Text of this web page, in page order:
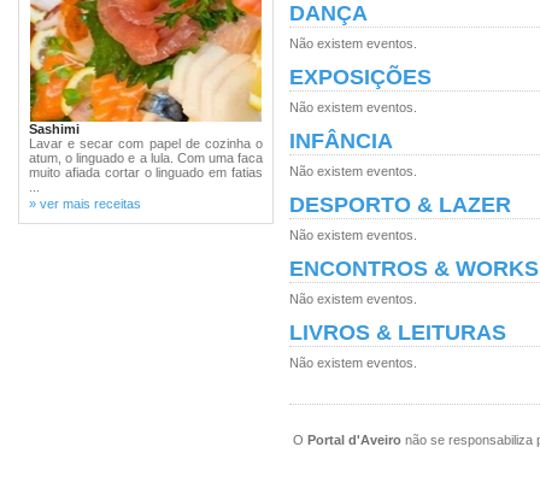
Sashimi
Lavar e secar com papel de cozinha o
atum, o linguado e a lula. Com uma faca
muito afiada cortar o linguado em fatias
» ver mais receitas
DANÇA
Não existem eventos.
EXPOSIÇÕES
Não existem eventos.
INFÂNCIA
Não existem eventos.
DESPORTO & LAZER
Não existem eventos.
ENCONTROS &
Não existem eventos.
LIVROS & LEITURAS
Não existem eventos.
O Portal d'Aveironão se responsabiliza